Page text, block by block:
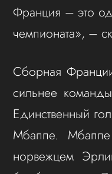
Франция – это
чемпионата», –
Сборная
сильнее
Единственный
Мбаппе.
норвежцем